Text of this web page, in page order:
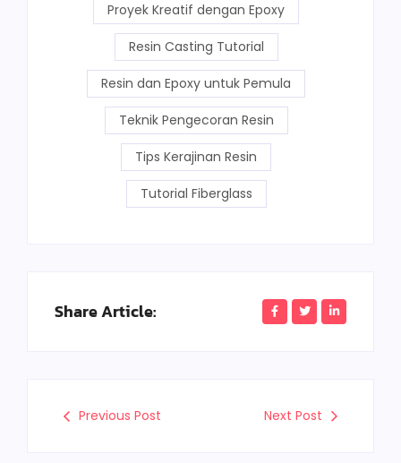
Proyek Kreatif dengan Epoxy
Resin Casting Tutorial
Resin dan Epoxy untuk Pemula
Teknik Pengecoran Resin
Tips Kerajinan Resin
Tutorial Fiberglass
Share Article:
Previous Post Next Post